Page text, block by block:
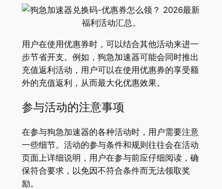
用户在使用优惠券时，可以结合其他活动来进一
步节省开支。例如，狗急加速器可能会同时推出
充值返利活动，用户可以在使用优惠券的享受额
外的充值返利，从而最大化优惠效果。
参与活动的注意事项
在参与狗急加速器的各种活动时，用户需要注意
一些细节。活动的参与条件和规则往往会在活动
页面上详细说明，用户在参与前应仔细阅读，确
保符合要求，以免因不符合条件而无法领取奖
励。